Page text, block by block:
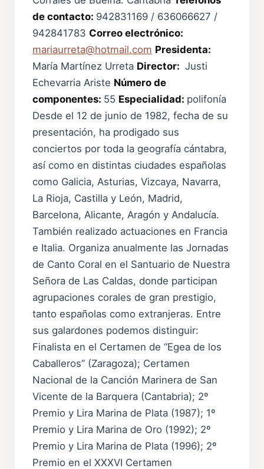
de contacto: 942831169 / 636066627 /
942841783 Correo electrónico:
mariaurreta@hotmail.com Presidenta:
María Martínez Urreta Director: Justi
Echevarria Ariste Número de
componentes: 55 Especialidad: polifonía
Desde el 12 de junio de 1982, fecha de su
presentación, ha prodigado sus
conciertos por toda la geografía cántabra,
así como en distintas ciudades españolas
como Galicia, Asturias, Vizcaya, Navarra,
La Rioja, Castilla y León, Madrid,
Barcelona, Alicante, Aragón y Andalucía.
También realizado actuaciones en Francia
e Italia. Organiza anualmente las Jornadas
de Canto Coral en el Santuario de Nuestra
Señora de Las Caldas, donde participan
agrupaciones corales de gran prestigio,
tanto españolas como extranjeras. Entre
sus galardones podemos distinguir:
Finalista en el Certamen de “Egea de los
Caballeros” (Zaragoza); Certamen
Nacional de la Canción Marinera de San
Vicente de la Barquera (Cantabria); 2º
Premio y Lira Marina de Plata (1987); 1º
Premio y Lira Marina de Oro (1992); 2º
Premio y Lira Marina de Plata (1996); 2º
Premio en el XXXVI Certamen